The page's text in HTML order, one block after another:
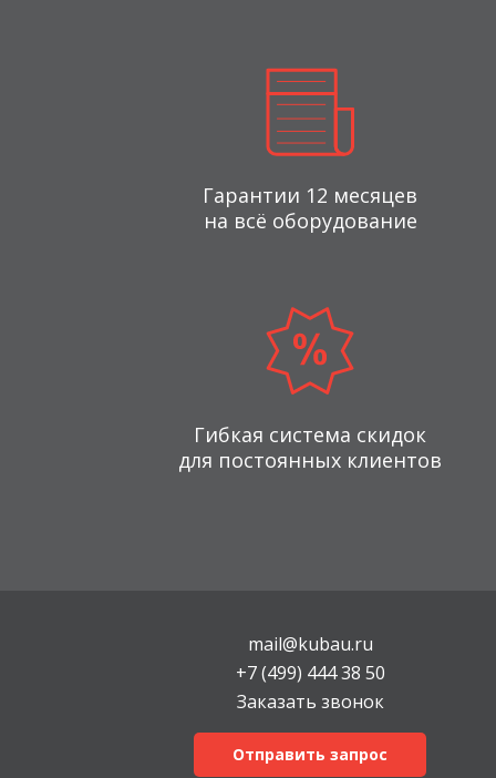
Гарантии 12 месяцев
на всё оборудование
Гибкая система скидок
для постоянных клиентов
mail@kubau.ru
+7 (499) 444 38 50
Заказать звонок
Отправить запрос